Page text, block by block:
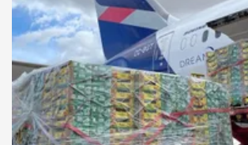
Pá Carregadeira Cat 966
Ano 1987
Londrina
R$ 145.000